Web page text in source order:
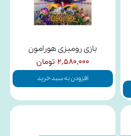
بازی رومیزی هورامون
۲,۵۸۰,۰۰۰ تومان
افزودن به سبد خرید